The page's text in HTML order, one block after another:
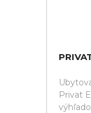
Privat